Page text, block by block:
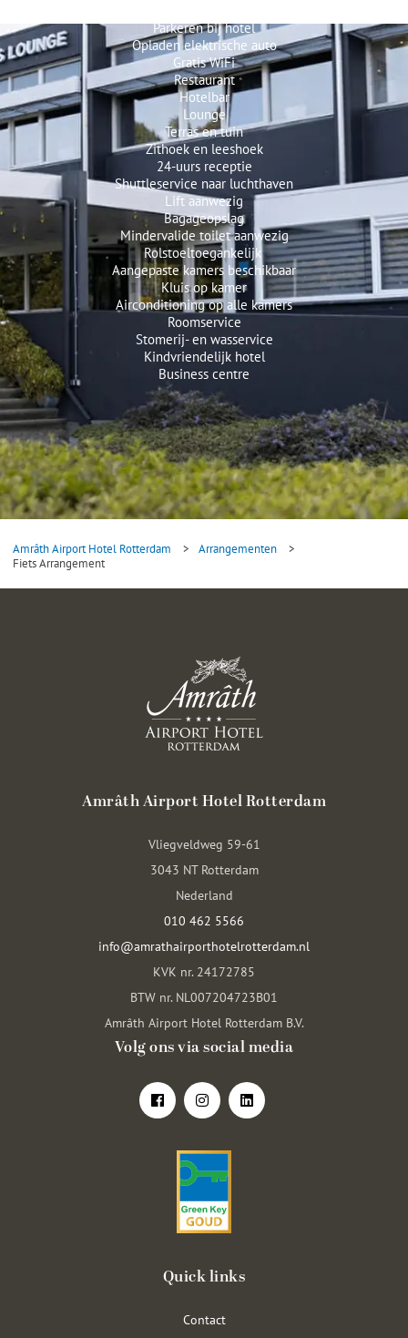
Parkeren bij hotel
Opladen elektrische auto
Gratis WiFi
Restaurant
Hotelbar
Lounge
Terras en tuin
Zithoek en leeshoek
24-uurs receptie
Shuttleservice naar luchthaven
Lift aanwezig
Bagageopslag
Mindervalide toilet aanwezig
Rolstoeltoegankelijk
Aangepaste kamers beschikbaar
Kluis op kamer
Airconditioning op alle kamers
Roomservice
Stomerij- en wasservice
Kindvriendelijk hotel
Business centre
Amrâth Airport Hotel Rotterdam > Arrangementen
>
Fiets Arrangement
Amrâth Airport Hotel Rotterdam
Vliegveldweg 59-61
3043 NT Rotterdam
Nederland
010 462 5566
info@amrathairporthotelrotterdam.nl
KVK nr. 24172785
BTW nr. NL007204723B01
Amrâth Airport Hotel Rotterdam B.V.
Volg ons via social media
Quick links
Contact